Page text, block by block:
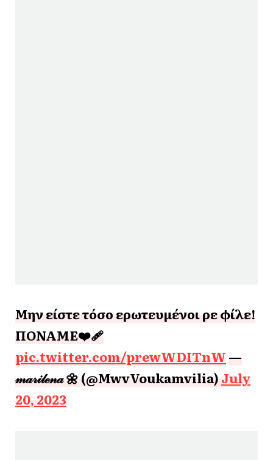
Μην είστε τόσο ερωτευμένοι ρε φίλε!
ΠΟΝΑΜΕ❤️‍🩹
pic.twitter.com/prewWDITnW—
𝓂𝒶𝓇𝒾𝓁ℯ𝓃𝒶 🌼 (@MwvVoukamvilia)July
20, 2023